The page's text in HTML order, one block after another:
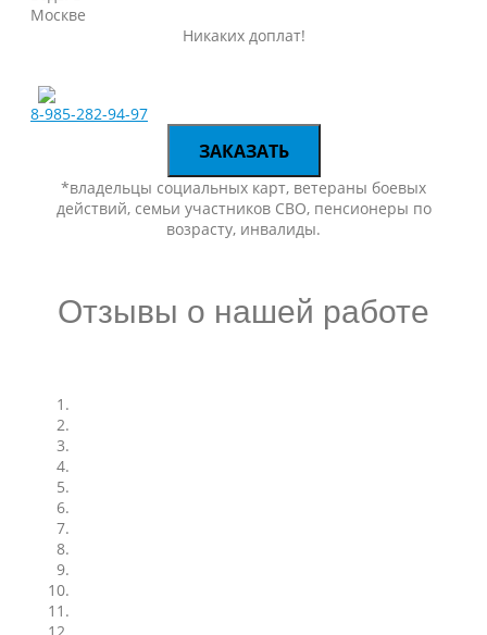
Никаких доплат!
8-985-282-94-97
ЗАКАЗАТЬ
*владельцы социальных карт, ветераны боевых
действий, семьи участников СВО, пенсионеры по
возрасту, инвалиды.
Отзывы о нашей работе